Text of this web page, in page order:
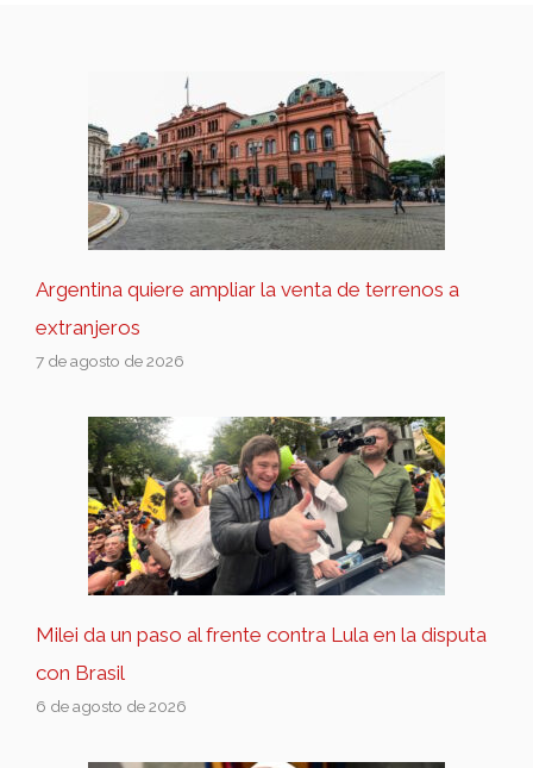
Argentina quiere ampliar la venta de terrenos a
extranjeros
7 de agosto de 2026
Milei da un paso al frente contra Lula en la disputa
con Brasil
6 de agosto de 2026